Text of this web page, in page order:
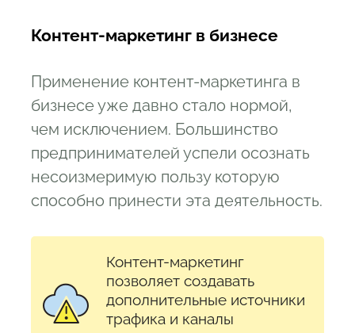
Контент-маркетинг в бизнесе
Применение контент-маркетинга в
бизнесе уже давно стало нормой,
чем исключением. Большинство
предпринимателей успели осознать
несоизмеримую пользу которую
способно принести эта деятельность.
Контент-маркетинг
позволяет создавать
дополнительные источники
трафика и каналы